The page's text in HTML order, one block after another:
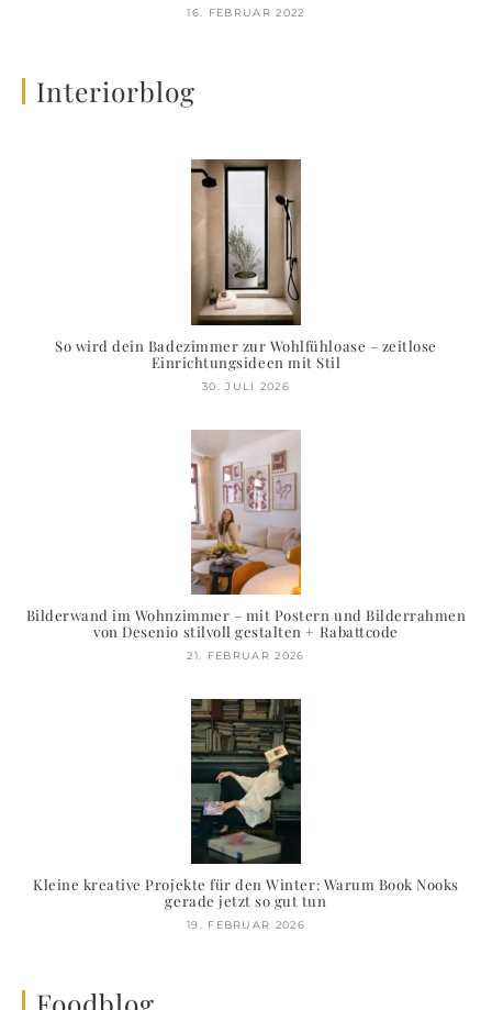
16. FEBRUAR 2022
Interiorblog
So wird dein Badezimmer zur Wohlfühloase – zeitlose
Einrichtungsideen mit Stil
30. JULI 2026
Bilderwand im Wohnzimmer – mit Postern und Bilderrahmen
von Desenio stilvoll gestalten + Rabattcode
21. FEBRUAR 2026
Kleine kreative Projekte für den Winter: Warum Book Nooks
gerade jetzt so gut tun
19. FEBRUAR 2026